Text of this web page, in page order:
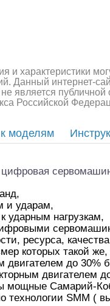
и характеристики
Данный интернет-
не является
Российской
моделям
и ударам,
ударным нагрузкам,
ресурса,
которых такой же,
до 30%
мощные Самарий-
SMM (